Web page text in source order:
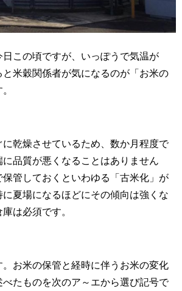
この頃ですが、いっぽうで気温が
米穀関係者が気になるのが「お米の
乾燥させているため、数か月程度で
品質が悪くなることはありません
管しておくといわゆる「古米化」が
夏場になるほどにその傾向は強くな
は必須です。
お米の保管と経時に伴うお米の変化
たものを次のア～エから選び記号で